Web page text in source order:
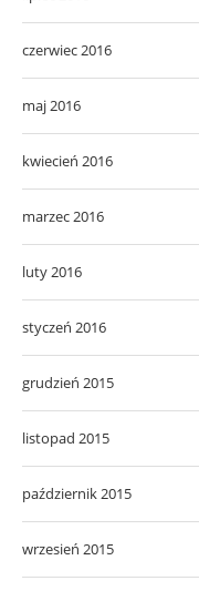
czerwiec 2016
maj 2016
kwiecień 2016
marzec 2016
luty 2016
styczeń 2016
grudzień 2015
listopad 2015
październik 2015
wrzesień 2015